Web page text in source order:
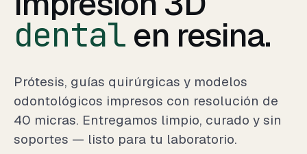
dental en resina.
Prótesis, guías quirúrgicas y modelos
odontológicos impresos con resolución de
40 micras. Entregamos limpio, curado y sin
soportes — listo para tu laboratorio.